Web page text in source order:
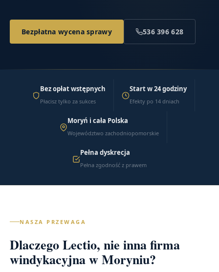
Bezpłatna wycena sprawy 536 396 628
Bez opłat wstępnych
Płacisz tylko za sukces
Start w 24 godziny
Efekty po 14 dniach
Moryń i cała Polska
Województwo zachodniopomorskie
Pełna dyskrecja
Pełna zgodność z prawem
NASZA PRZEWAGA
Dlaczego Lectio, nie inna firma
windykacyjna w Moryniu?